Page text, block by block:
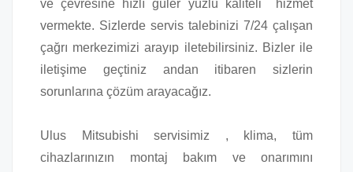
ve çevresine hızlı güler yüzlü kaliteli hizmet
vermekte. Sizlerde servis talebinizi 7/24 çalışan
çağrı merkezimizi arayıp iletebilirsiniz. Bizler ile
iletişime geçtiniz andan itibaren sizlerin
sorunlarına çözüm arayacağız.
Ulus Mitsubishi servisimiz , klima, tüm
cihazlarınızın montaj bakım ve onarımını